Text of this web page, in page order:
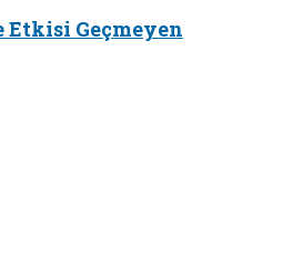
Etkisi Geçmeyen